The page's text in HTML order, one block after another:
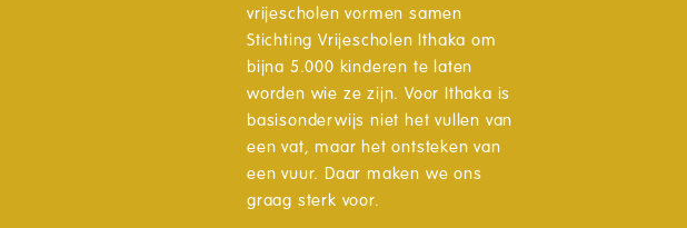
vrijescholen vormen samen
Stichting Vrijescholen Ithaka om
bijna 5.000 kinderen te laten
worden wie ze zijn. Voor Ithaka is
basisonderwijs niet het vullen van
een vat, maar het ontsteken van
een vuur. Daar maken we ons
graag sterk voor.